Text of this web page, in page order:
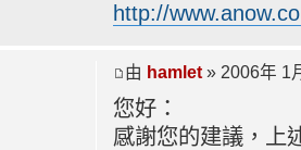
http://
由 hamlet » 2006年 1
您好：
感謝您的建議，上